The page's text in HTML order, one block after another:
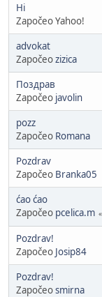
Hi
Započeo Yahoo!
advokat
Započeozizica
Поздрав
Započeo javolin
pozz
Započeo Romana
Pozdrav
Započeo Branka05
ćao ćao
Započeo pcelica.m
Pozdrav!
Započeo Josip84
Pozdrav!
Započeosmirna